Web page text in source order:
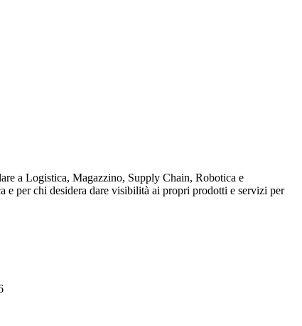
a Logistica, Magazzino, Supply Chain, Robotica e
per chi desidera dare visibilità ai propri prodotti e servizi per